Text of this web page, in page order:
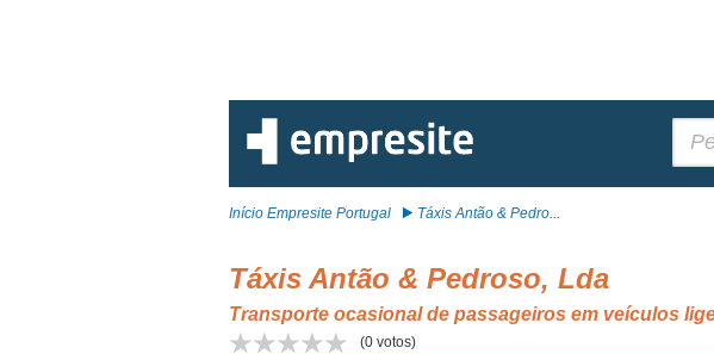
Início Empresite Portugal Táxis Antão & Pedro...
Táxis Antão & Pedroso, Lda
Transporte ocasional de passageiros em veículos
(0 votos)